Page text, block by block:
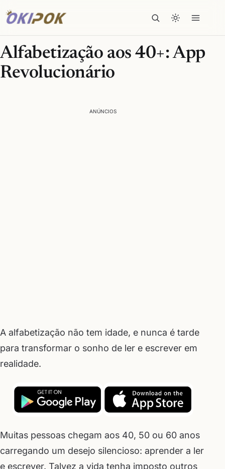
Alfabetização aos 40+: App
Revolucionário
ANÚNCIOS
A alfabetização não tem idade, e nunca é tarde
para transformar o sonho de ler e escrever em
realidade.
Muitas pessoas chegam aos 40, 50 ou 60 anos
carregando um desejo silencioso: aprender a ler
e escrever. Talvez a vida tenha imposto outros